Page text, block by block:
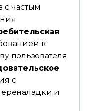
частым
к
пользователя
с
и